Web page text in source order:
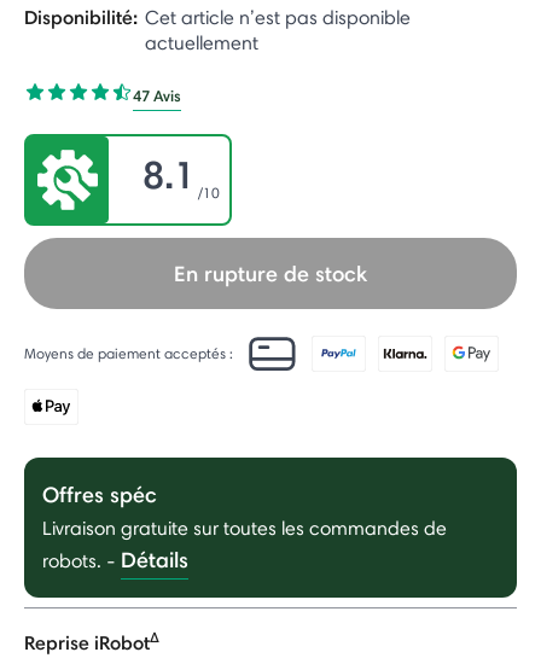
Disponibilité: Cet article n’est pas disponible
actuellement
47 Avis
8.1 /10
En rupture de stock
Moyens de paiement acceptés :
Offres spéc
Livraison gratuite sur toutes les commandes de
robots. - Détails
Reprise iRobotΔ